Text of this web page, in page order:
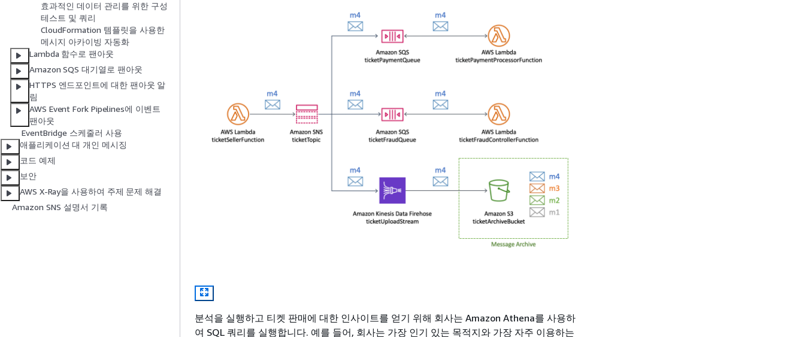
효과적인 데이터 관리를 위한 구성
테스트 및 쿼리
CloudFormation 템플릿을 사용한
메시지 아카이빙 자동화
Lambda 함수로 팬아웃
Amazon SQS 대기열로 팬아웃
HTTPS 엔드포인트에 대한 팬아웃 알
림
AWS Event Fork Pipelines에 이벤트
팬아웃
EventBridge 스케줄러 사용
애플리케이션 대 개인 메시징
코드 예제
보안
AWS X-Ray을 사용하여 주제 문제 해결
Amazon SNS 설명서 기록
분석을 실행하고 티켓 판매에 대한 인사이트를 얻기 위해 회사는 Amazon Athena를 사용하
여 SQL 쿼리를 실행합니다. 예를 들어, 회사는 가장 인기 있는 목적지와 가장 자주 이용하는